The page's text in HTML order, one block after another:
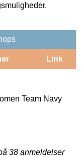
Link
Team Navy
38 anmeldelser